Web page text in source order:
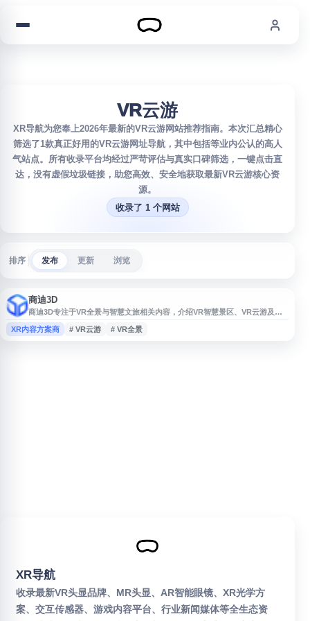
VR云游
XR导航为您奉上2026年最新的VR云游网站推荐指南。本次汇总精心
筛选了1款真正好用的VR云游网址导航，其中包括等业内公认的高人
气站点。所有收录平台均经过严苛评估与真实口碑筛选，一键点击直
达，没有虚假垃圾链接，助您高效、安全地获取最新VR云游核心资
源。
收录了 1 个网站
排序 发布 更新 浏览
商迪3D
商迪3D专注于VR全景与智慧文旅相关内容，介绍VR智慧景区、VR云游及智
能化景区服务等应用场景。网站文章围绕旅游业数字化升级、文旅融合创新、
无接触式便民服务等方向，展示VR技术在景区导览、线上游览和沉浸式体验
XR内容方案商 # VR云游 # VR全景
XR导航
收录最新VR头显品牌、MR头显、AR智能眼镜、XR光学方
案、交互传感器、游戏内容平台、行业新闻媒体等全生态资